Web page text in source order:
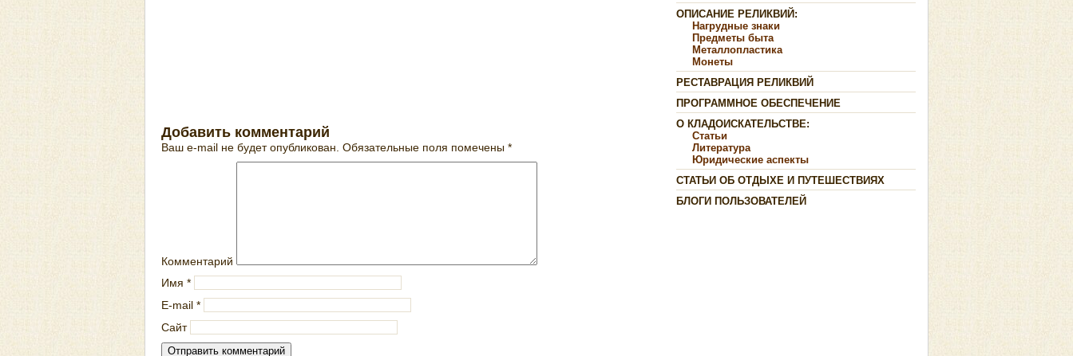
Добавить комментарий
Ваш e-mail не будет опубликован. Обязательные поля помечены *
Комментарий
Имя *
E-mail *
Сайт
ОПИСАНИЕ РЕЛИКВИЙ:
Нагрудные знаки
Предметы быта
Металлопластика
Монеты
РЕСТАВРАЦИЯ РЕЛИКВИЙ
ПРОГРАММНОЕ ОБЕСПЕЧЕНИЕ
О КЛАДОИСКАТЕЛЬСТВЕ:
Статьи
Литература
Юридические аспекты
СТАТЬИ ОБ ОТДЫХЕ И ПУТЕШЕСТВИЯХ
БЛОГИ ПОЛЬЗОВАТЕЛЕЙ